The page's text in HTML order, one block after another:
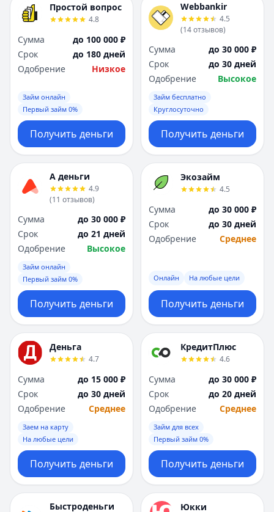
Простой вопрос
4.8
Сумма
до 100 000 ₽
Срок
до 180 дней
Одобрение
Низкое
Займ онлайн
Первый займ 0%
Получить деньги
Webbankir
4.5
(14отзывов)
Сумма
до 30 000 ₽
Срок
до 30 дней
Одобрение
Высокое
Займ бесплатно
Круглосуточно
Получить деньги
А деньги
4.9
(11 отзывов)
Сумма
до 30 000 ₽
Срок
до 21 дней
Одобрение
Высокое
Займ онлайн
Первый займ 0%
Получить деньги
Экозайм
4.5
Сумма
до 30 000 ₽
Срок
до 30 дней
Одобрение
Среднее
Онлайн На любые цели
Получить деньги
Деньга
4.7
Сумма
до 15 000 ₽
Срок
до 30 дней
Одобрение
Среднее
Заем на карту
На любые цели
Получить деньги
КредитПлюс
4.6
Сумма
до 30 000 ₽
Срок
до 20 дней
Одобрение
Среднее
Займ для всех
Первый займ 0%
Получить деньги
Быстроденьги Юкки